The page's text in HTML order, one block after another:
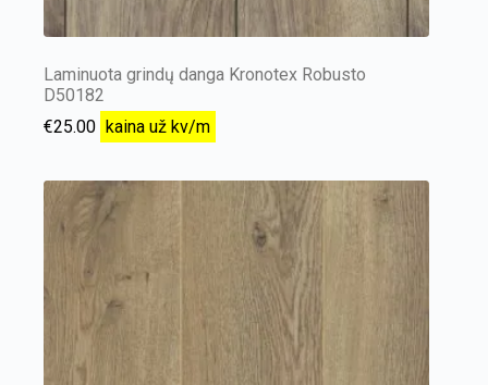
Laminuota grindų danga Kronotex Robusto
D50182
€25.00 kaina už kv/m